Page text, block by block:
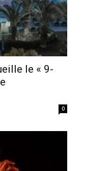
le « 9-
0